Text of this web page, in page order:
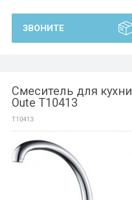
ЗВОНИТЕ
Смеситель для кухни
Oute T10413
T10413